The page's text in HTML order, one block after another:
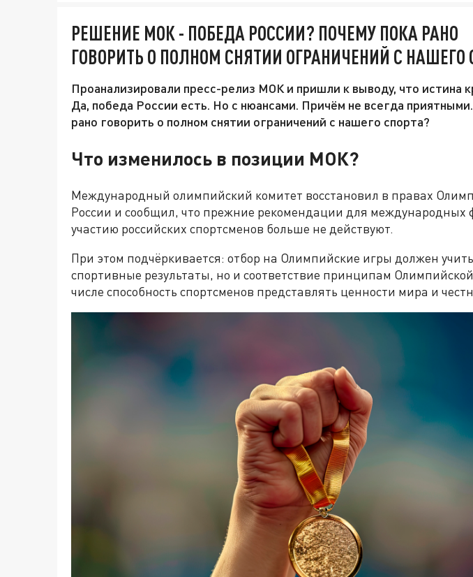
РЕШЕНИЕ МОК - ПОБЕДА РОССИИ? ПОЧЕМУ ПОКА РАНО
ГОВОРИТЬ О ПОЛНОМ СНЯТИИ ОГРАНИЧЕНИЙ С НАШЕГО
Проанализировали пресс-релиз МОК и пришли к выводу, что истина
Да, победа России есть. Но с нюансами. Причём не всегда
рано говорить о полном снятии ограничений с нашего спорта?
Что изменилось в позиции МОК?
Международный олимпийский комитет восстановил в правах
России и сообщил, что прежние рекомендации для международных
участию российских спортсменов больше не действуют.
При этом подчёркивается: отбор на Олимпийские игры должен
спортивные результаты, но и соответствие принципам
числе способность спортсменов представлять ценности мира и